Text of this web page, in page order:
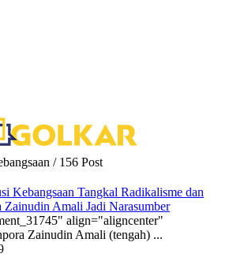
/ 156 Post
Kebangsaan Tangkal Radikalisme dan
Zainudin Amali Jadi Narasumber
align="aligncenter"
Zainudin Amali (tengah) ...